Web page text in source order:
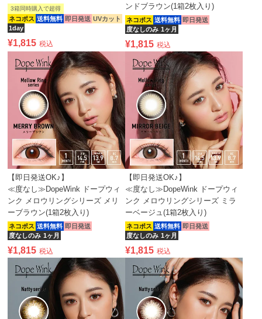
ネコポス 送料無料 即日発送 UVカット
1day
3箱同時購入で超得
¥1,815 税込
ンドブラウン(1箱2枚入り)
ネコポス 送料無料 即日発送
度なしのみ 1ヶ月
¥1,815 税込
【即日発送OK♪】
≪度なし≫DopeWink ドープウィ
ンク メロウリングシリーズ メリ
ーブラウン(1箱2枚入り)
ネコポス 送料無料 即日発送
度なしのみ 1ヶ月
¥1,815 税込
【即日発送OK♪】
≪度なし≫DopeWink ドープウィ
ンク メロウリングシリーズ ミラ
ーベージュ(1箱2枚入り)
ネコポス 送料無料 即日発送
度なしのみ 1ヶ月
¥1,815 税込